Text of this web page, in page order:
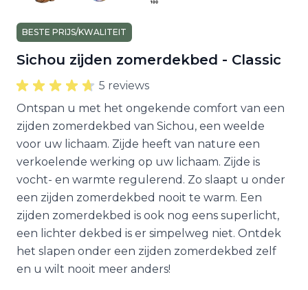
BESTE PRIJS/KWALITEIT
Sichou zijden zomerdekbed - Classic
5 reviews
Ontspan u met het ongekende comfort van een
zijden zomerdekbed van Sichou, een weelde
voor uw lichaam. Zijde heeft van nature een
verkoelende werking op uw lichaam. Zijde is
vocht- en warmte regulerend. Zo slaapt u onder
een zijden zomerdekbed nooit te warm. Een
zijden zomerdekbed is ook nog eens superlicht,
een lichter dekbed is er simpelweg niet. Ontdek
het slapen onder een zijden zomerdekbed zelf
en u wilt nooit meer anders!